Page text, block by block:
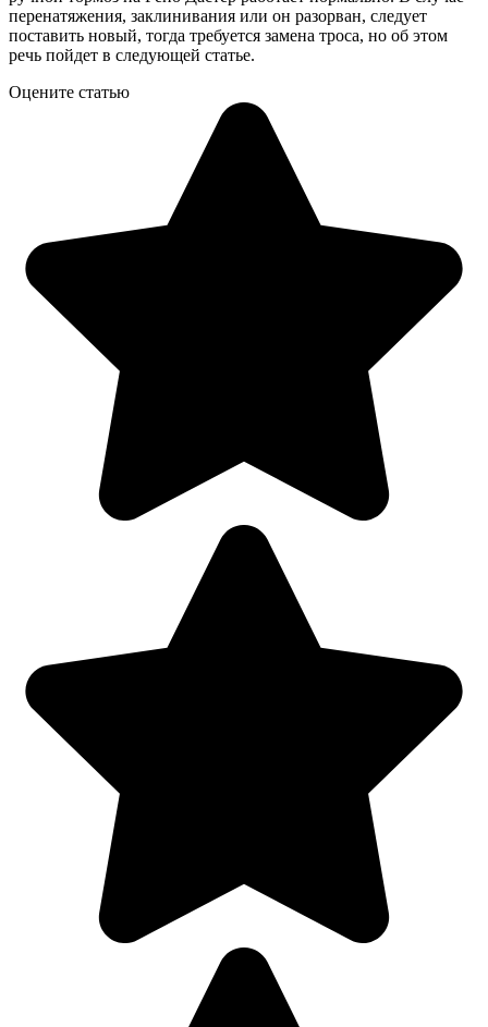
перенатяжения, заклинивания или он разорван, следует
поставить новый, тогда требуется замена троса, но об этом
речь пойдет в следующей статье.
Оцените статью